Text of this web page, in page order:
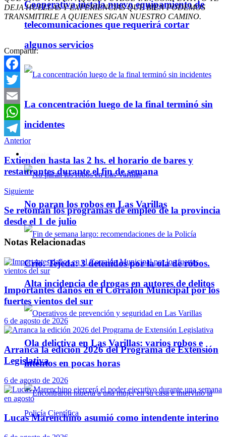
Cooperativa instala nuevo equipamiento de
telecomunicaciones que requerirá cortar
algunos servicios
La concentración luego de la final terminó sin
incidentes
No paran los robos en Las Varillas
Crio. Tejeda: 3 detenidos por la ola de robos.
Alta incidencia de drogas en autores de delitos
Ola delictiva en Las Varillas: varios robos e
intentos en pocas horas
DEJA HUELLAS Y EXPERIENCIAS QUE BIEN PODEMOS
TRANSMITIRLE A QUIENES SIGAN NUESTRO CAMINO.
Compartir:
Facebook
Twitter
Email
WhatsApp
Telegram
Anterior
Extienden hasta las 2 hs. el horario de bares y
restaurantes durante el fin de semana
Siguiente
Se retoman los programas de empleo de la provincia
desde el 1 de julio
Notas Relacionadas
Importantes daños en el Corralón Municipal por los
fuertes vientos del sur
6 de agosto de 2026
Arranca la edición 2026 del Programa de Extensión
Legislativa
6 de agosto de 2026
Lucas Marenchino asumió como intendente interino